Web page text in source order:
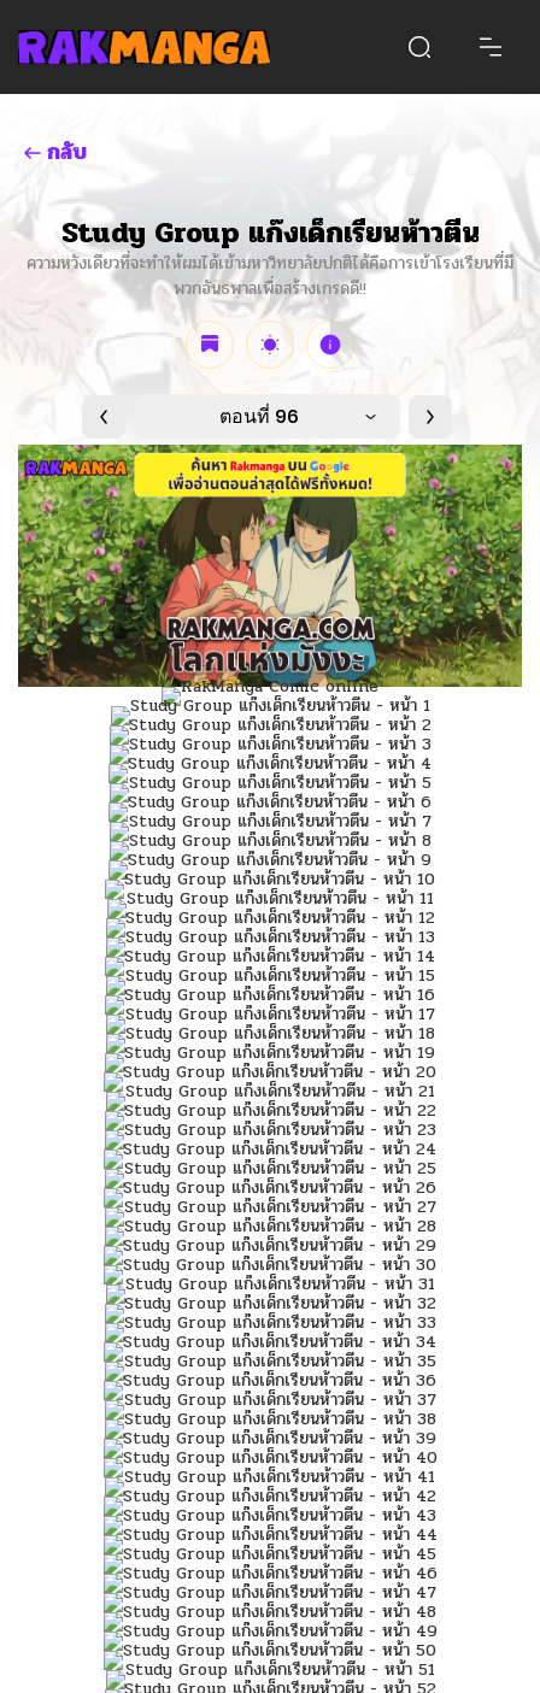
กลับ
Study Group แก๊งเด็กเรียนห้าวตีน
ความหวังเดียวที่จะทำให้ผมได้เข้ามหาวิทยาลัยปกติได้คือการเข้าโรงเรียนที่มี
พวกอันธพาลเพื่อสร้างเกรดดี!!
ตอนที่ 96